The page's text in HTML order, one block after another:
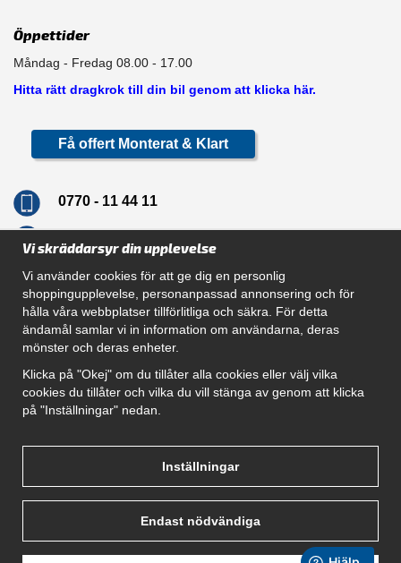
Öppettider
Måndag - Fredag 08.00 - 17.00
Hitta rätt dragkrok till din bil genom att klicka här.
Få offert Monterat & Klart
0770 - 11 44 11
Navigation
Hur beställer jag
Gör Det Själv Paket
Montera dragkrok
SUPPORT
Villkor
Vi skräddarsyr din upplevelse
Vi använder cookies för att ge dig en personlig
shoppingupplevelse, personanpassad annonsering och för
hålla våra webbplatser tillförlitliga och säkra. För detta
ändamål samlar vi in information om användarna, deras
mönster och deras enheter.
Klicka på "Okej" om du tillåter alla cookies eller välj vilka
cookies du tillåter och vilka du vill stänga av genom att klicka
på "Inställningar" nedan.
Inställningar
Endast nödvändiga